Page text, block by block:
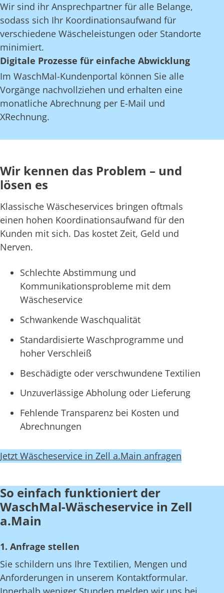
Wir sind ihr Ansprechpartner für alle Belange,
sodass sich Ihr Koordinationsaufwand für
verschiedene Wäscheleistungen oder Standorte
minimiert.
Digitale Prozesse für einfache Abwicklung
Im WaschMal-Kundenportal können Sie alle
Vorgänge nachvollziehen und erhalten eine
monatliche Abrechnung per E-Mail und
XRechnung.
Wir kennen das Problem – und
lösen es
Klassische Wäscheservices bringen oftmals
einen hohen Koordinationsaufwand für den
Kunden mit sich. Das kostet Zeit, Geld und
Nerven.
Schlechte Abstimmung und
Kommunikationsprobleme mit dem
Wäscheservice
Schwankende Waschqualität
Standardisierte Waschprogramme und
hoher Verschleiß
Beschädigte oder verschwundene Textilien
Unzuverlässige Abholung oder Lieferung
Fehlende Transparenz bei Kosten und
Abrechnungen
Jetzt Wäscheservice in Zell a.Main anfragen
So einfach funktioniert der
WaschMal-Wäscheservice in Zell
a.Main
1. Anfrage stellen
Sie schildern uns Ihre Textilien, Mengen und
Anforderungen in unserem Kontaktformular.